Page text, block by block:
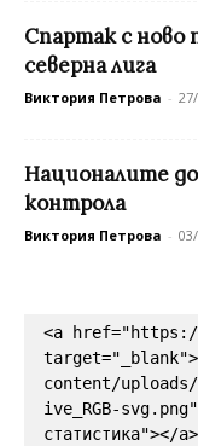
Спартак с ново
северна лига
Виктория Петрова -
Националите до
контрола
Виктория Петрова -
<a
content/uploads/
ive_RGB-
статистика"></a>